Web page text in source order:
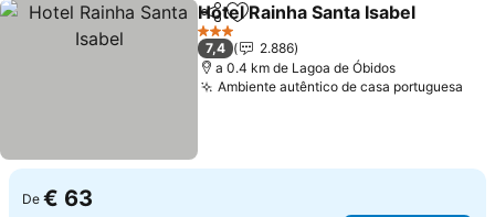
PartilharAdicionar aos favoritos
Hotel Rainha Santa Isabel
3 Estrelas
7,4
2.886
a 0.4 km de Lagoa de Óbidos
Ambiente autêntico de casa portuguesa
De € 63